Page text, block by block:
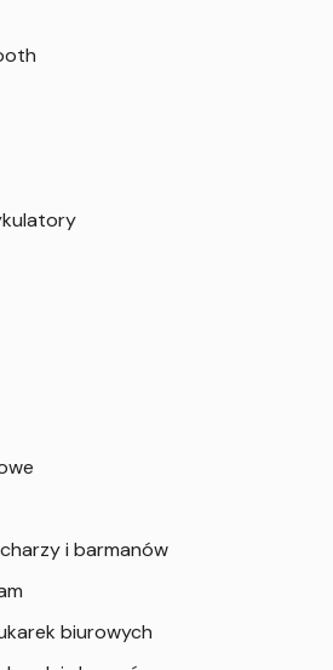
i barmanów
biurowych